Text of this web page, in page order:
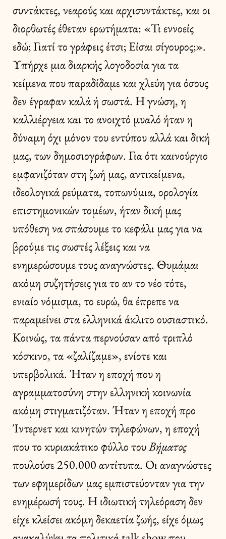
συντάκτες, νεαρούς και αρχισυντάκτες, και οι
διορθωτές έθεταν ερωτήματα: «Τι εννοείς
εδώ; Γιατί το γράφεις έτσι; Είσαι σίγουρος;».
Υπήρχε μια διαρκής λογοδοσία για τα
κείμενα που παραδίδαμε και χλεύη για όσους
δεν έγραφαν καλά ή σωστά. Η γνώση, η
καλλιέργεια και το ανοιχτό μυαλό ήταν η
δύναμη όχι μόνον του εντύπου αλλά και δική
μας, των δημοσιογράφων. Για ότι καινούργιο
εμφανιζόταν στη ζωή μας, αντικείμενα,
ιδεολογικά ρεύματα, τοπωνύμια, ορολογία
επιστημονικών τομέων, ήταν δική μας
υπόθεση να σπάσουμε το κεφάλι μας για να
βρούμε τις σωστές λέξεις και να
ενημερώσουμε τους αναγνώστες. Θυμάμαι
ακόμη συζητήσεις για το αν το νέο τότε,
ενιαίο νόμισμα, το ευρώ, θα έπρεπε να
παραμείνει στα ελληνικά άκλιτο ουσιαστικό.
Κοινώς, τα πάντα περνούσαν από τριπλό
κόσκινο, τα «ζαλίζαμε», ενίοτε και
υπερβολικά. Ήταν η εποχή που η
αγραμματοσύνη στην ελληνική κοινωνία
ακόμη στιγματιζόταν. Ήταν η εποχή προ
Ίντερνετ και κινητών τηλεφώνων, η εποχή
που το κυριακάτικο φύλλο τουΒήματος
πουλούσε 250.000 αντίτυπα. Οι αναγνώστες
των εφημερίδων μας εμπιστεύονταν για την
ενημέρωσή τους. Η ιδιωτική τηλεόραση δεν
είχε κλείσει ακόμη δεκαετία ζωής, είχε όμως